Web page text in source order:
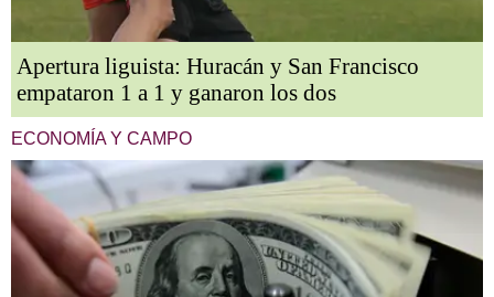
Apertura liguista: Huracán y San Francisco
empataron 1 a 1 y ganaron los dos
ECONOMÍA Y CAMPO